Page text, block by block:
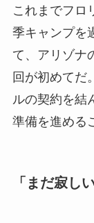
これまでフロ
季キャンプを
て、アリゾナ
回が初めてだ
ルの契約を結
準備を進める
「まだ寂し